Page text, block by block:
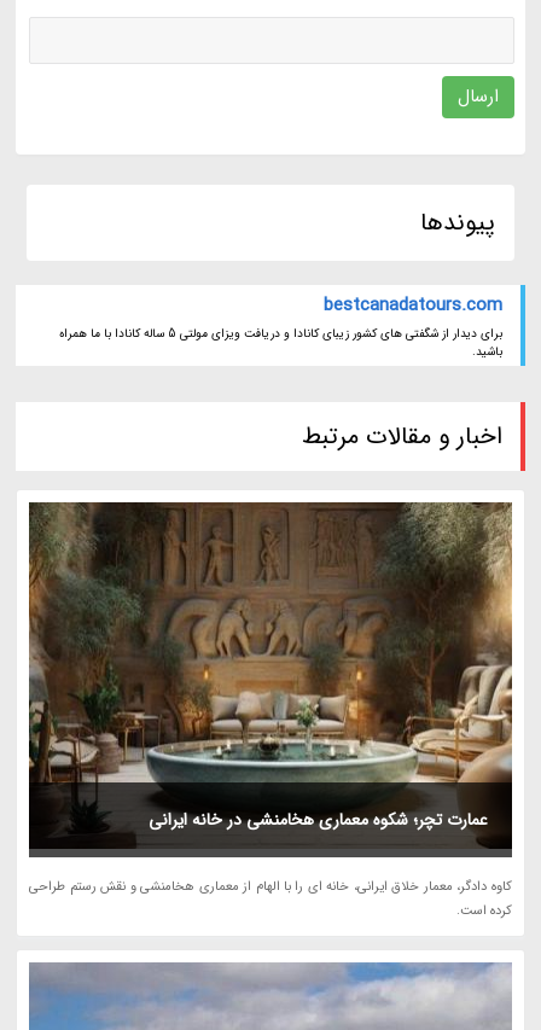
ارسال
پیوندها
bestcanadatours.com
برای دیدار از شگفتی های کشور زیبای کانادا و دریافت ویزای مولتی 5 ساله کانادا با ما همراه
باشید.
اخبار و مقالات مرتبط
عمارت تچر؛ شکوه معماری هخامنشی در خانه ایرانی
کاوه دادگر، معمار خلاق ایرانی، خانه ای را با الهام از معماری هخامنشی و نقش رستم طراحی
کرده است.